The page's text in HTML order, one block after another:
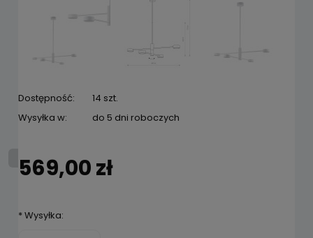
Dostępność:
14 szt.
Wysyłka w:
do 5 dni roboczych
569,00 zł
*Wysyłka: